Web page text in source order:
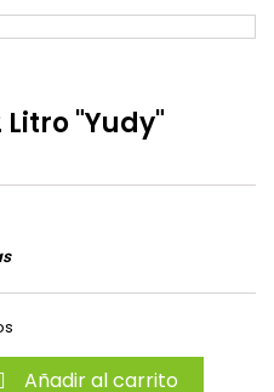
"Yudy"
Añadir al carrito